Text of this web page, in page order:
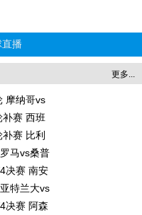
直播
更多...
摩纳哥vs
赛 西班
赛 比利
马vs桑普
决赛 南安
特兰大vs
决赛 阿森